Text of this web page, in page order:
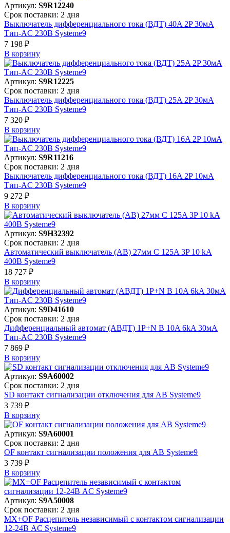
Артикул: S9R12240
Срок поставки: 2 дня
Выключатель дифференциального тока (ВДТ) 40A 2P 30мА
Тип-AC 230В Systeme9
7 198 ₽
В корзинy
Артикул: S9R12225
Срок поставки: 2 дня
Выключатель дифференциального тока (ВДТ) 25A 2P 30мА
Тип-AC 230В Systeme9
7 320 ₽
В корзинy
Артикул: S9R11216
Срок поставки: 2 дня
Выключатель дифференциального тока (ВДТ) 16A 2P 10мА
Тип-AC 230В Systeme9
9 272 ₽
В корзинy
Артикул: S9H32392
Срок поставки: 2 дня
Автоматический выключатель (АВ) 27мм C 125A 3P 10 kA
400В Systeme9
18 727 ₽
В корзинy
Артикул: S9D41610
Срок поставки: 2 дня
Дифференциальный автомат (АВДТ) 1P+N B 10A 6kA 30мА
Тип-AC 230В Systeme9
7 869 ₽
В корзинy
Артикул: S9A60002
Срок поставки: 2 дня
SD контакт сигнализации отключения для АВ Systeme9
3 739 ₽
В корзинy
Артикул: S9A60001
Срок поставки: 2 дня
OF контакт сигнализации положения для АВ Systeme9
3 739 ₽
В корзинy
Артикул: S9A50008
Срок поставки: 2 дня
MX+OF Расцепитель независимый с контактом сигнализации
12-24В AC Systeme9